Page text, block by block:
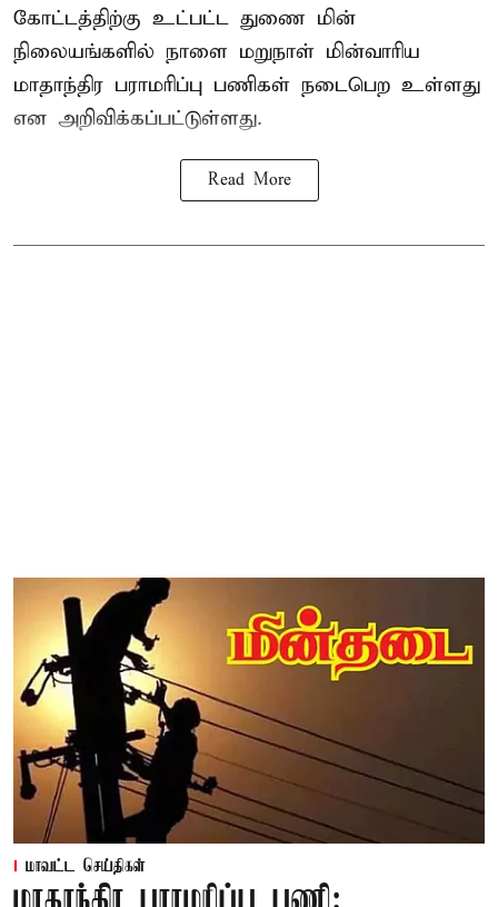
கோட்டத்திற்கு உட்பட்ட துணை மின்
நிலையங்களில் நாளை மறுநாள் மின்வாரிய
மாதாந்திர பராமரிப்பு பணிகள் நடைபெற உள்ளது
என அறிவிக்கப்பட்டுள்ளது.
Read More
மாவட்ட செய்திகள்